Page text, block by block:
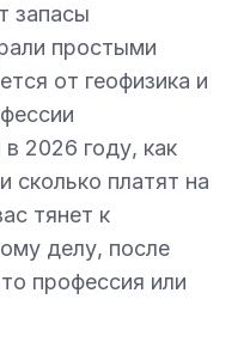
запасы
простыми
от геофизика и
в 2026 году, как
сколько платят на
тянет к
делу, после
профессия или